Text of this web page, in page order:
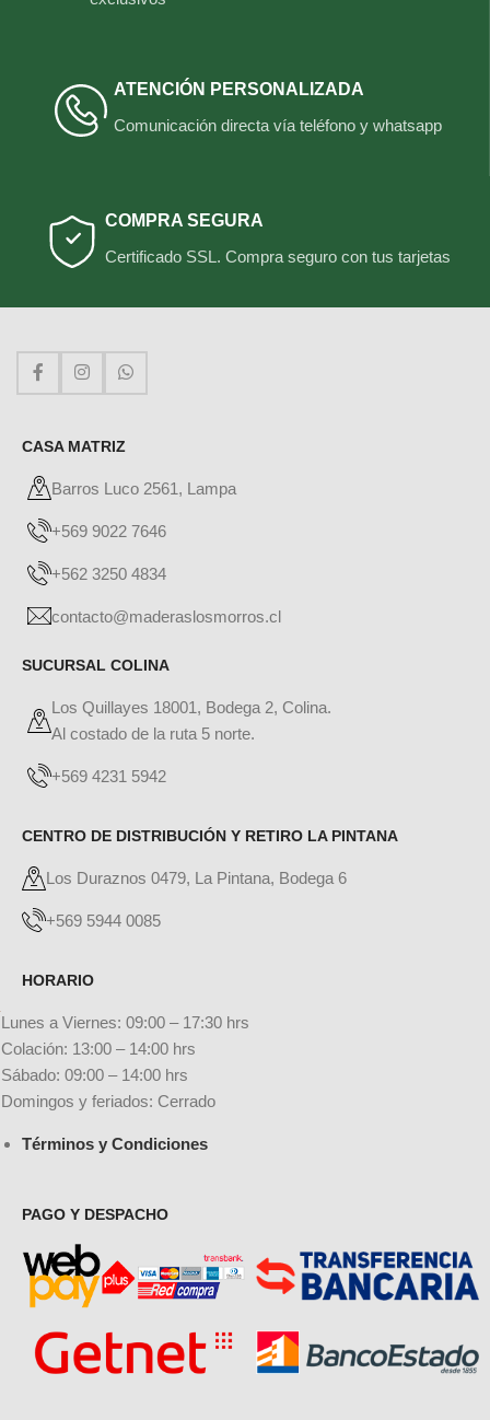
ATENCIÓN PERSONALIZADA
Comunicación directa vía teléfono y whatsapp
COMPRA SEGURA
Certificado SSL. Compra seguro con tus tarjetas
CASA MATRIZ
Barros Luco 2561, Lampa
+569 9022 7646
+562 3250 4834
contacto@maderaslosmorros.cl
SUCURSAL COLINA
Los Quillayes 18001, Bodega 2, Colina.
Al costado de la ruta 5 norte.
+569 4231 5942
CENTRO DE DISTRIBUCIÓN Y RETIRO LA PINTANA
Los Duraznos 0479, La Pintana, Bodega 6
+569 5944 0085
HORARIO
Lunes a Viernes: 09:00 – 17:30 hrs
Colación: 13:00 – 14:00 hrs
Sábado: 09:00 – 14:00 hrs
Domingos y feriados: Cerrado
Términos y Condiciones
PAGO Y DESPACHO